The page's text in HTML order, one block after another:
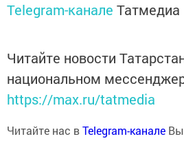
Telegram-канале Татмедиа
Читайте новости
национальном
https://max.ru/tatmedia
Читайте нас вTelegram-канале